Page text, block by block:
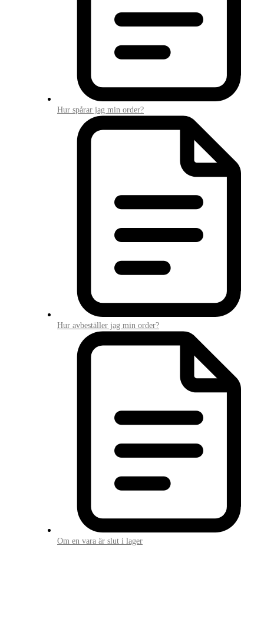
Hur spårar jag min order?
Hur avbeställer jag min order?
Om en vara är slut i lager